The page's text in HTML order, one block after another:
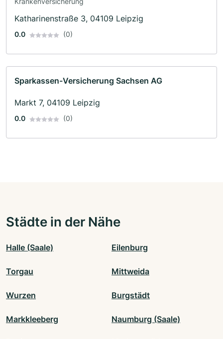
Katharinenstraße 3, 04109 Leipzig
0.0 (0)
Sparkassen-Versicherung Sachsen AG
Markt 7, 04109 Leipzig
0.0 (0)
Städte in der Nähe
Halle (Saale) Eilenburg
Torgau Mittweida
Wurzen Burgstädt
Markkleeberg Naumburg (Saale)